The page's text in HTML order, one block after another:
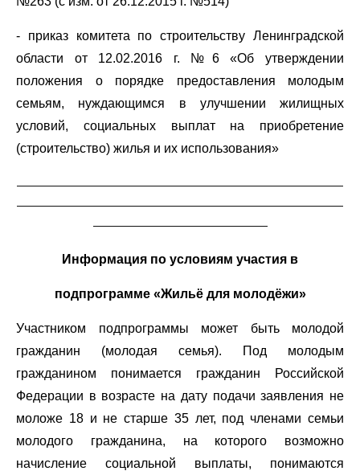
- приказ комитета по строительству Ленинградской
области от 12.02.2016 г. №6 «Об утверждении
положения о порядке предоставления молодым
семьям, нуждающимся в улучшении жилищных
условий, социальных выплат на приобретение
(строительство) жилья и их использования»
Информация по условиям участия в
подпрограмме «Жильё для молодёжи»
Участником подпрограммы может быть молодой
гражданин (молодая семья). Под молодым
гражданином понимается гражданин Российской
Федерации в возрасте на дату подачи заявления не
моложе 18 и не старше 35 лет, под членами семьи
молодого гражданина, на которого возможно
начисление социальной выплаты, понимаются